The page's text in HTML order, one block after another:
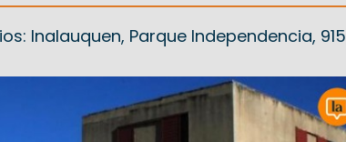
Inalauquen, Parque Independencia, 915